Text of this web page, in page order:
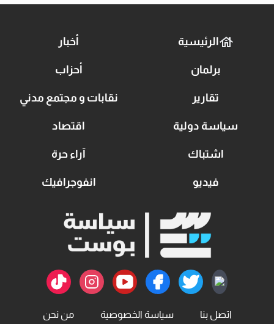
الرئيسية أخبار
برلمان أحزاب
تقارير نقابات و مجتمع مدني
سياسة دولية اقتصاد
اشتباك آراء حرة
فيديو انفوجرافيك
اتصل بنا سياسة الخصوصية من نحن